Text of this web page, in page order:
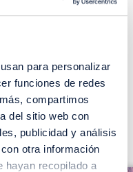
para personalizar
funciones de redes
compartimos
del sitio web con
publicidad y análisis
otra información
hayan recopilado a